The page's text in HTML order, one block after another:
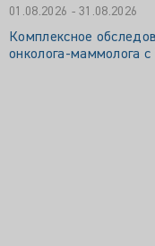
01.08.2026 - 31.08.2026
Комплексное
онколога‑маммолога